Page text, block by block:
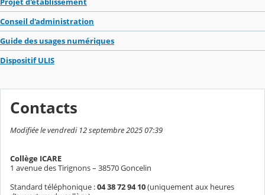
Conseil d'administration
Guide des usages numériques
Dispositif ULIS
Contacts
Modifiée le vendredi 12 septembre 2025 07:39
Collège ICARE
1 avenue des Tirignons – 38570 Goncelin
Standard téléphonique :04 38 72 94 10(uniquement aux heures